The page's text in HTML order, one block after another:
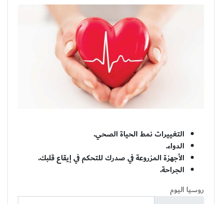
التغييرات نمط الحياة الصحي.
الدواء.
الأجهزة المزروعة في صدرك للتحكم في إيقاع قلبك.
الجراحة.
روسيا اليوم